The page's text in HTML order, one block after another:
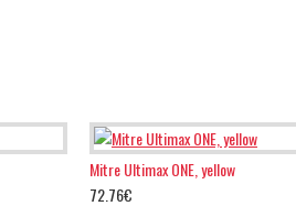
Mitre Ultimax ONE, yellow
72.76€